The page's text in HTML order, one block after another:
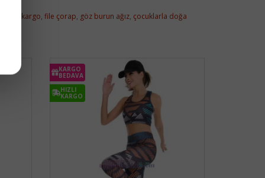
kargo, file çorap, göz burun ağız, çocuklarla doğa
KARGO
BEDAVA
HIZLI
KARGO